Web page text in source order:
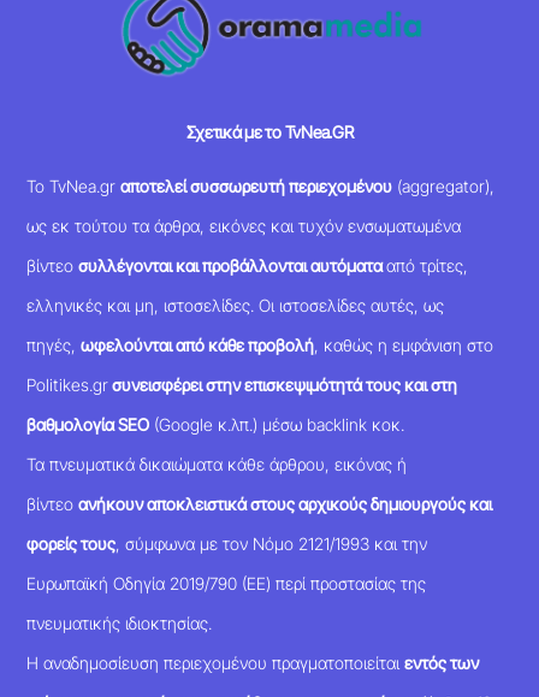
Σχετικά με το TvNea.GR
Το TvNea.grαποτελεί συσσωρευτή περιεχομένου (aggregator),
ως εκ τούτου τα άρθρα, εικόνες και τυχόν ενσωματωμένα
βίντεοσυλλέγονται και προβάλλονται αυτόματααπό τρίτες,
ελληνικές και μη, ιστοσελίδες. Οι ιστοσελίδες αυτές, ως
πηγές,ωφελούνται από κάθε προβολή , καθώς η εμφάνιση στο
Politikes.grσυνεισφέρει στην επισκεψιμότητά τους και στη
βαθμολογία SEO (Google κ.λπ.) μέσω backlink κοκ.
Τα πνευματικά δικαιώματα κάθε άρθρου, εικόνας ή
βίντεοανήκουν αποκλειστικά στους αρχικούς δημιουργούς και
φορείς τους , σύμφωνα με τον Νόμο 2121/1993 και την
Ευρωπαϊκή Οδηγία 2019/790 (ΕΕ) περί προστασίας της
πνευματικής ιδιοκτησίας.
Η αναδημοσίευση περιεχομένου πραγματοποιείταιεντός των